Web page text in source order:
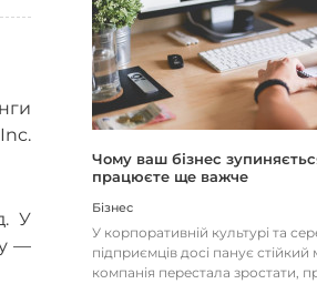
У
—
Чому ваш бізнес
працюєте ще важче
Бізнес
У корпоративній культурі та
підприємців досі панує стійкий
компанія перестала зростати,